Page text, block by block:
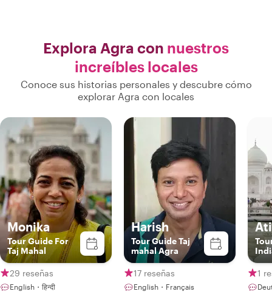
Explora Agra con nuestros
increíbles locales
Conoce sus historias personales y descubre cómo
explorar Agra con locales
Monika
Tour Guide For
Taj Mahal
29 reseñas
English・हिन्दी
Harish
Tour Guide Taj
mahal Agra
17 reseñas
English・Français
1